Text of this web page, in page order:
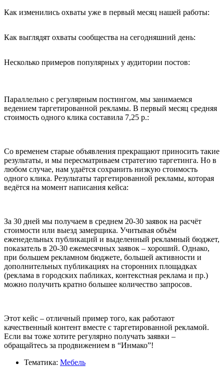
Как изменились охваты уже в первый месяц нашей работы:
Как выглядят охваты сообщества на сегодняшний день:
Несколько примеров популярных у аудитории постов:
Параллельно с регулярным постингом, мы занимаемся
ведением таргетированной рекламы. В первый месяц средняя
стоимость одного клика составила 7,25 р.:
Со временем старые объявления прекращают приносить такие
результаты, и мы пересматриваем стратегию таргетинга. Но в
любом случае, нам удаётся сохранить низкую стоимость
одного клика. Результаты таргетированной рекламы, которая
ведётся на момент написания кейса:
За 30 дней мы получаем в среднем 20-30 заявок на расчёт
стоимости или выезд замерщика. Учитывая объём
еженедельных публикаций и выделенный рекламный бюджет,
показатель в 20-30 ежемесячных заявок – хороший. Однако,
при большем рекламном бюджете, большей активности и
дополнительных публикациях на сторонних площадках
(реклама в городских пабликах, контекстная реклама и пр.)
можно получить кратно большее количество запросов.
Этот кейс – отличный пример того, как работают
качественный контент вместе с таргетированной рекламой.
Если вы тоже хотите регулярно получать заявки –
обращайтесь за продвижением в “Инмако”!
Тематика: Мебель